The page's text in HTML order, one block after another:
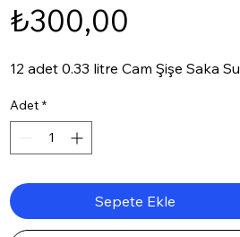
₺300,00
12 adet 0.33 litre Cam Şişe Saka Su
Adet *
Sepete Ekle